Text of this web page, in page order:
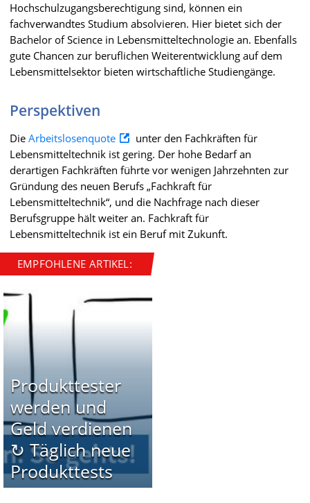
Hochschulzugangsberechtigung sind, können ein
fachverwandtes Studium absolvieren. Hier bietet sich der
Bachelor of Science in Lebensmitteltechnologie an. Ebenfalls
gute Chancen zur beruflichen Weiterentwicklung auf dem
Lebensmittelsektor bieten wirtschaftliche Studiengänge.
Perspektiven
Die Arbeitslosenquote
unter den Fachkräften für
Lebensmitteltechnik ist gering. Der hohe Bedarf an
derartigen Fachkräften führte vor wenigen Jahrzehnten zur
Gründung des neuen Berufs „Fachkraft für
Lebensmitteltechnik“, und die Nachfrage nach dieser
Berufsgruppe hält weiter an. Fachkraft für
Lebensmitteltechnik ist ein Beruf mit Zukunft.
EMPFOHLENE ARTIKEL:
Produkttester
werden und
Geld verdienen
↻ Täglich neue
Produkttests